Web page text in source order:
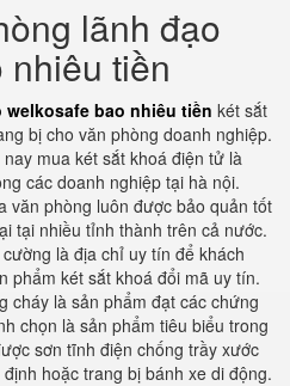
lãnh đạo
tiền
bao nhiêu tiền két sắt
bị cho văn phòng doanh nghiệp.
mua két sắt khoá điện tử là
các doanh nghiệp tại hà nội.
văn phòng luôn được bảo quản tốt
tại nhiều tỉnh thành trên cả nước.
là địa chỉ uy tín để khách
phẩm két sắt khoá đổi mã uy tín.
cháy là sản phẩm đạt các chứng
chọn là sản phẩm tiêu biểu trong
sơn tĩnh điện chống trầy xước
hoặc trang bị bánh xe di động.